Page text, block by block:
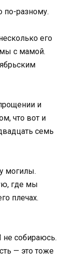
по-разному.
его
с мамой.
и
что вот и
семь
могилы.
где мы
плечах.
не собираюсь.
— это тоже